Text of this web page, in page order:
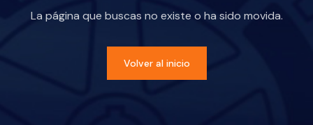
La página que buscas no existe o ha sido movida.
Volver al inicio